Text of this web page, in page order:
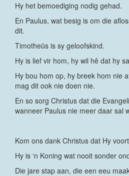
Hy het bemoediging nodig gehad.
En Paulus, wat besig is om die
dit.
Timotheüs is sy geloofskind.
Hy is lief vir hom, hy wil hê dat hy
Hy bou hom op, hy breek hom nie
mag dit ook nie doen nie.
En so sorg Christus dat die
wanneer Paulus nie meer daar sal
Kom ons dank Christus dat Hy
Hy is ‘n Koning wat nooit sonder
Die jare stap aan, die een eeu